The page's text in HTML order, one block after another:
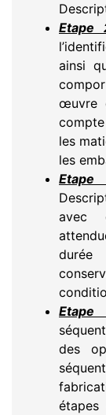
Etape
ainsi
œuvre
les
les
Etape
avec
des